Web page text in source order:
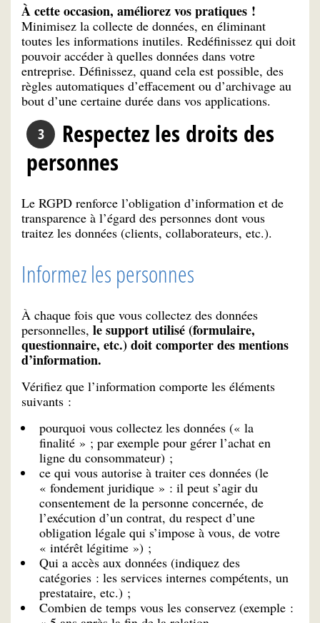
À cette occasion, améliorez vos pratiques !
Minimisez la collecte de données, en éliminant
toutes les informations inutiles. Redéfinissez qui doit
pouvoir accéder à quelles données dans votre
entreprise. Définissez, quand cela est possible, des
règles automatiques d’effacement ou d’archivage au
bout d’une certaine durée dans vos applications.
Respectez les droits des
personnes
Le RGPD renforce l’obligation d’information et de
transparence à l’égard des personnes dont vous
traitez les données (clients, collaborateurs, etc.).
Informez les personnes
À chaque fois que vous collectez des données
personnelles, le support utilisé (formulaire,
questionnaire, etc.) doit comporter des mentions
d’information.
Vérifiez que l’information comporte les éléments
suivants :
pourquoi vous collectez les données (« la
finalité » ; par exemple pour gérer l’achat en
ligne du consommateur) ;
ce qui vous autorise à traiter ces données (le
« fondement juridique » : il peut s’agir du
consentement de la personne concernée, de
l’exécution d’un contrat, du respect d’une
obligation légale qui s’impose à vous, de votre
« intérêt légitime ») ;
Qui a accès aux données (indiquez des
catégories : les services internes compétents, un
prestataire, etc.) ;
Combien de temps vous les conservez (exemple :